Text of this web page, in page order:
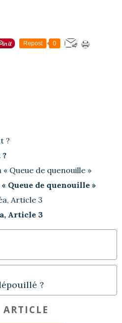
Repost 0
?
Queue de quenouille »
Article 3
?